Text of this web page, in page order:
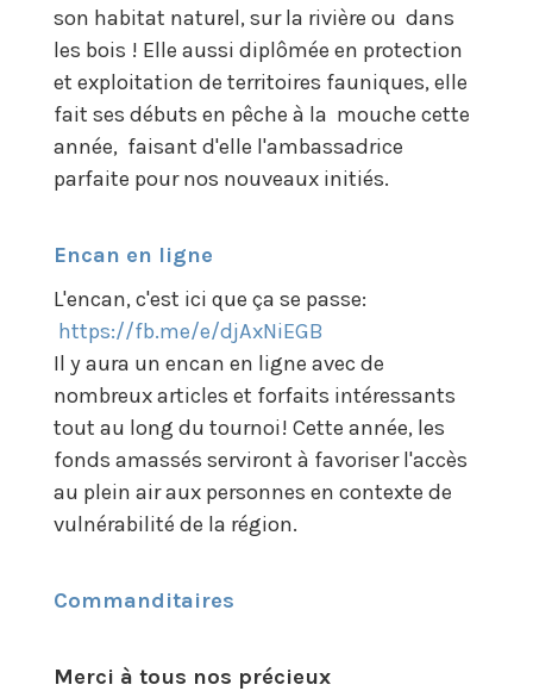
son habitat naturel, sur la rivière ou dans
les bois ! Elle aussi diplômée en protection
et exploitation de territoires fauniques, elle
fait ses débuts en pêche à la mouche cette
année, faisant d'elle l'ambassadrice
parfaite pour nos nouveaux initiés.
Encan en ligne
L'encan, c'est ici que ça se passe:
https://fb.me/e/djAxNiEGB
Il y aura un encan en ligne avec de
nombreux articles et forfaits intéressants
tout au long du tournoi! Cette année, les
fonds amassés serviront à favoriser l'accès
au plein air aux personnes en contexte de
vulnérabilité de la région.
Commanditaires
Merci à tous nos précieux